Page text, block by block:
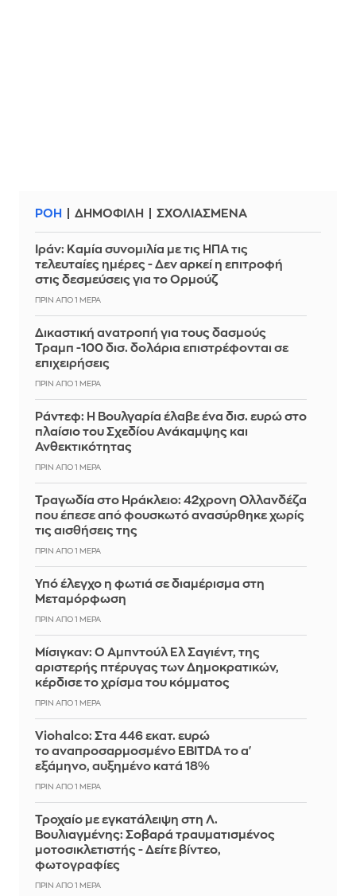
ΡΟΗ ΔΗΜΟΦΙΛΗ ΣΧΟΛΙΑΣΜΕΝΑ
Ιράν: Καμία συνομιλία με τις ΗΠΑ τις
τελευταίες ημέρες - Δεν αρκεί η επιτροφή
στις δεσμεύσεις για το Ορμούζ
ΠΡΙΝ ΑΠΌ 1 ΜΈΡΑ
Δικαστική ανατροπή για τους δασμούς
Τραμπ -100 δισ. δολάρια επιστρέφονται σε
επιχειρήσεις
ΠΡΙΝ ΑΠΌ 1 ΜΈΡΑ
Ράντεφ: Η Βουλγαρία έλαβε ένα δισ. ευρώ στο
πλαίσιο του Σχεδίου Ανάκαμψης και
Ανθεκτικότητας
ΠΡΙΝ ΑΠΌ 1 ΜΈΡΑ
Τραγωδία στο Ηράκλειο: 42χρονη Ολλανδέζα
που έπεσε από φουσκωτό ανασύρθηκε χωρίς
τις αισθήσεις της
ΠΡΙΝ ΑΠΌ 1 ΜΈΡΑ
Υπό έλεγχο η φωτιά σε διαμέρισμα στη
Μεταμόρφωση
ΠΡΙΝ ΑΠΌ 1 ΜΈΡΑ
Μίσιγκαν: Ο Αμπντούλ Ελ Σαγιέντ, της
αριστερής πτέρυγας των Δημοκρατικών,
κέρδισε το χρίσμα του κόμματος
ΠΡΙΝ ΑΠΌ 1 ΜΈΡΑ
Viohalco: Στα 446 εκατ. ευρώ
το αναπροσαρμοσμένο EBITDA το α'
εξάμηνο, αυξημένο κατά 18%
ΠΡΙΝ ΑΠΌ 1 ΜΈΡΑ
Τροχαίο με εγκατάλειψη στη Λ.
Βουλιαγμένης: Σοβαρά τραυματισμένος
μοτοσικλετιστής - Δείτε βίντεο,
φωτογραφίες
ΠΡΙΝ ΑΠΌ 1 ΜΈΡΑ